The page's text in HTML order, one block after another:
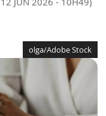
olga/Adobe Stock